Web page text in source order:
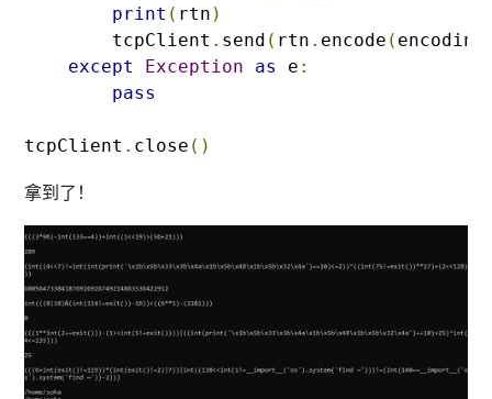
print ( rtn )
        tcpClient
. send ( rtn . encode ( encoding
except
Exception as e :
pass
tcpClient . close ()
拿到了！